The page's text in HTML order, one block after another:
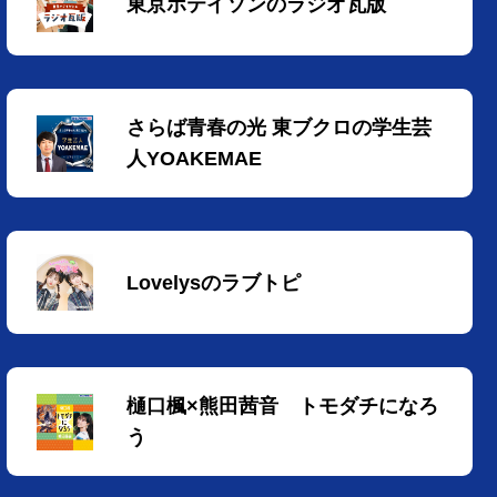
さらば青春の光 東ブクロの学生芸
人YOAKEMAE
Lovelysのラブトピ
樋口楓×熊田茜音 トモダチになろ
う